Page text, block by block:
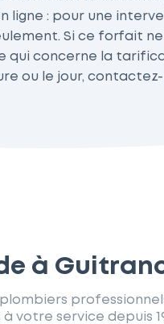
ligne : pour une
Si ce forfait
concerne la
ou le jour,
à
votre service depuis